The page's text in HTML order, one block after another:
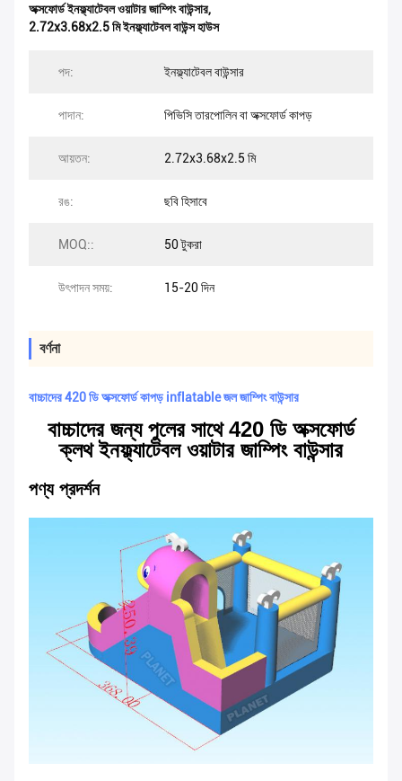
অক্সফোর্ড ইনফ্ল্যাটেবল ওয়াটার জাম্পিং বাউন্সার,
2.72x3.68x2.5 মি ইনফ্ল্যাটেবল বাউন্স হাউস
পদ: ইনফ্ল্যাটেবল বাউন্সার
পাদান: পিভিসি তারপোলিন বা অক্সফোর্ড কাপড়
আয়তন: 2.72x3.68x2.5 মি
রঙ: ছবি হিসাবে
MOQ:: 50 টুকরা
উৎপাদন সময়: 15-20 দিন
বর্ণনা
বাচ্চাদের 420 ডি অক্সফোর্ড কাপড় inflatable জল জাম্পিং বাউন্সার
বাচ্চাদের জন্য পুলের সাথে 420 ডি অক্সফোর্ড
ক্লথ ইনফ্ল্যাটেবল ওয়াটার জাম্পিং বাউন্সার
পণ্য প্রদর্শন